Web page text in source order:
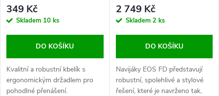
349 Kč
Skladem 10 ks
DO KOŠÍKU
Kvalitní a robustní kbelík s
ergonomickým držadlem pro
pohodlné přenášení.
2 749 Kč
Skladem 2 ks
DO KOŠÍKU
Navijáky EOS FD představují
robustní, spolehlivé a stylové
řešení, které je navrženo tak,